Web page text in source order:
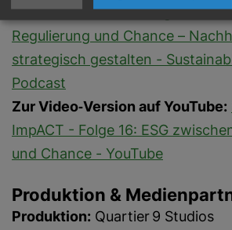
Zur Podcast‑Seite: Folge 16:
Regulierung und Chance –
strategisch gestalten -
Podcast
Zur Video‑Version auf YouTube:
ImpACT - Folge 16: ESG
und Chance - YouTube
Produktion &
Produktion: Quartier 9 Studios